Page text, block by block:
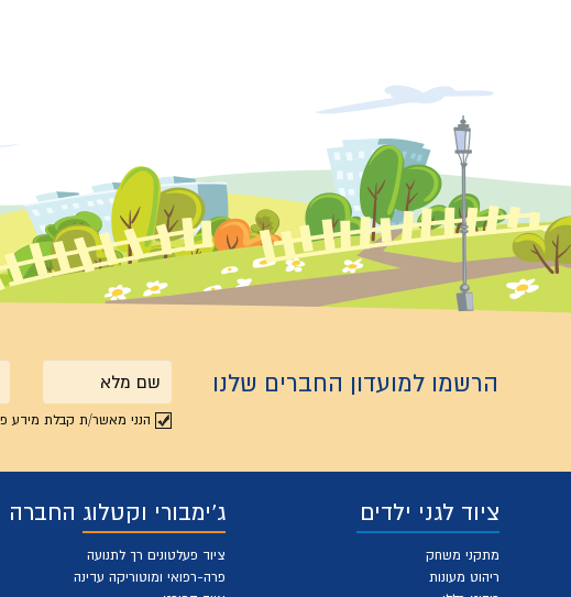
הרשמו למועדון החברים שלנו
שם הנני מאשר/ת קבלת מידע
ציוד לגני ילדים
מתקני משחק
ריהוט מעונות
ג'ימבורי וקטלוג החברה
ציוד פעלטונים רך לתנועה
פרה-רפואי ומוטוריקה עדינה